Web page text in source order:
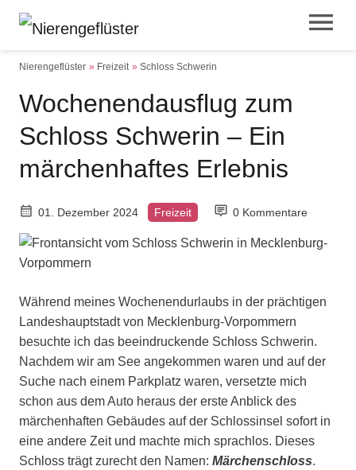
Nierengeflüster Freizeit Schloss Schwerin
Wochenendausflug zum
Schloss Schwerin – Ein
märchenhaftes Erlebnis
01. Dezember 2024 Freizeit 0 Kommentare
Während meines Wochenendurlaubs in der prächtigen
Landeshauptstadt von Mecklenburg-Vorpommern
besuchte ich das beeindruckende Schloss Schwerin.
Nachdem wir am See angekommen waren und auf der
Suche nach einem Parkplatz waren, versetzte mich
schon aus dem Auto heraus der erste Anblick des
märchenhaften Gebäudes auf der Schlossinsel sofort in
eine andere Zeit und machte mich sprachlos. Dieses
Schloss trägt zurecht den Namen: Märchenschloss.